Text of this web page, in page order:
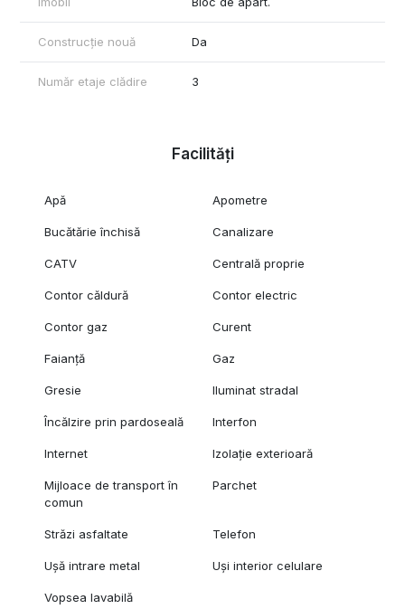
Construcție nouă Da
Număr etaje clădire 3
Facilități
Apă Apometre
Bucătărie închisă Canalizare
CATV Centrală proprie
Contor căldură Contor electric
Contor gaz Curent
Faianță Gaz
Gresie Iluminat stradal
Încălzire prin pardoseală Interfon
Internet Izolație exterioară
Mijloace de transport în
comun
Parchet
Străzi asfaltate Telefon
Ușă intrare metal Uși interior celulare
Vopsea lavabilă